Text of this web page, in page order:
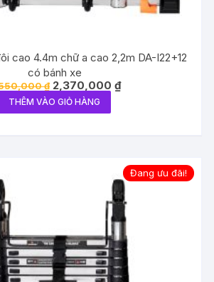
cao 4.4m chữ a cao 2,2m DA-I22+12
có bánh xe
₫ Giá
gốc
là:
3,550,000 ₫.
2,370,000 ₫Giá
hiện
THÊM VÀO GIỎ HÀNG
Đang ưu đãi!